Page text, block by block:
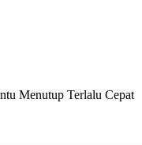
Menutup Terlalu Cepat